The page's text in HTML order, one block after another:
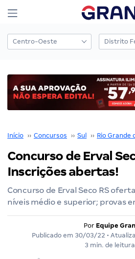
Início ›› Concursos ›› Sul ›› Rio Grande
Concurso de Erval
Inscrições abertas!
Concurso de Erval Seco RS
níveis médio e superior; provas
Por Equipe Gran
Publicado em 30/03/22 •
3 min. de leitura